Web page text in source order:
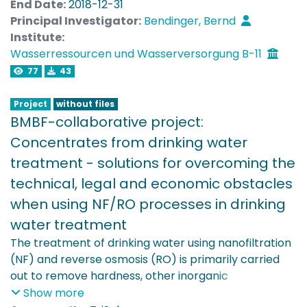
The aim of this multidisciplinary project is to develop
methods and biological-ecological concepts which
are applicable for groundwater monitoring in water
and standardization these will be provided to
environmental authorities and water management
organizations as a modular system. The main tasks
of this project network are:
- Identification and implementation of ecological
criteria for evaluating the ecological status of
groundwater
- Standardization of sampling techniques for
ecological indicators and development of an online-
measurement-system to evaluate the
ecotoxicological effects of pollutants
- Evaluation of the ecosystem services of chosen
End Date:2018-12-31
Principal Investigator: Bendinger, Bernd
Institute:
Wasserressourcen und Wasserversorgung B-11
77 43
Project without files
BMBF-collaborative project:
Concentrates from drinking water
treatment - solutions for overcoming the
technical, legal and economic obstacles
when using NF/RO processes in drinking
water treatment
The treatment of drinking water using nanofiltration
(NF) and reverse osmosis (RO) is primarily carried
out to remove hardness, other inorganic
components, natural organic substances as well as
Show more